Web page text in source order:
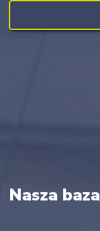
Nasza baza